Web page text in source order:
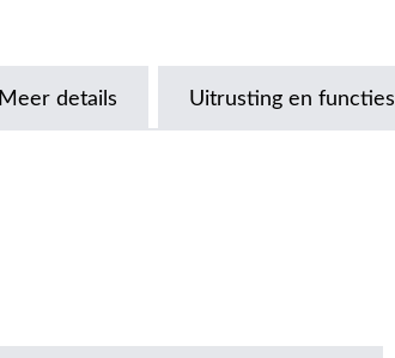
Meer details Uitrusting en functies